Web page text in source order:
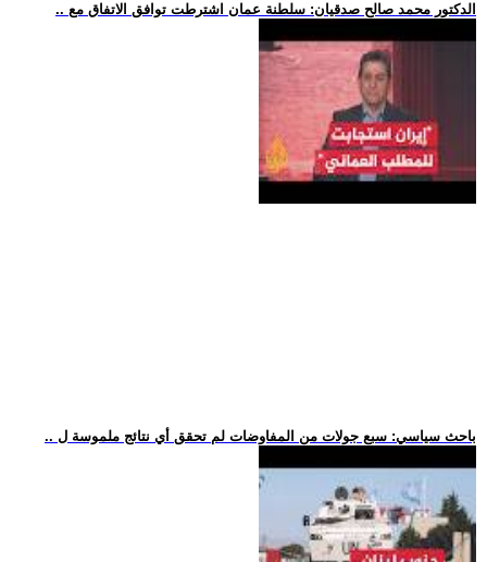
.. الدكتور محمد صالح صدقيان: سلطنة عمان اشترطت توافق الاتفاق مع
.. باحث سياسي: سبع جولات من المفاوضات لم تحقق أي نتائج ملموسة ل